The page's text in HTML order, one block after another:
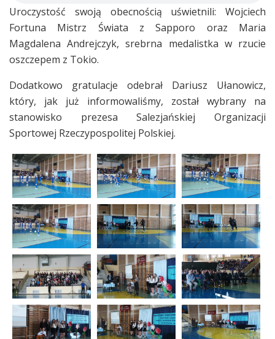
Uroczystość swoją obecnością uświetnili: Wojciech
Fortuna Mistrz Świata z Sapporo oraz Maria
Magdalena Andrejczyk, srebrna medalistka w rzucie
oszczepem z Tokio.
Dodatkowo gratulacje odebrał Dariusz Ułanowicz,
który, jak już informowaliśmy, został wybrany na
stanowisko prezesa Salezjańskiej Organizacji
Sportowej Rzeczypospolitej Polskiej.